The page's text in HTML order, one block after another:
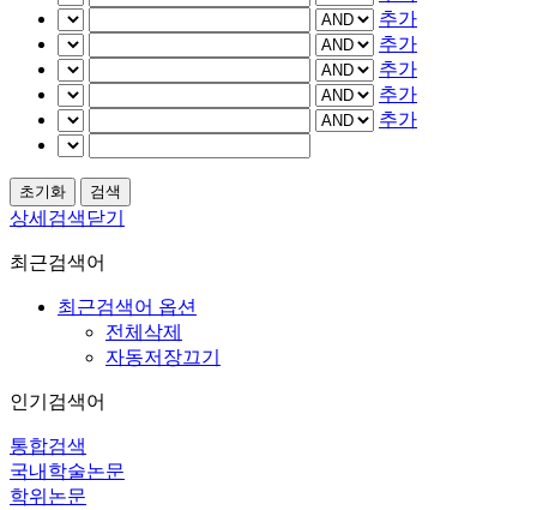
추가
추가
추가
추가
추가
상세검색닫기
최근검색어
최근검색어 옵션
전체삭제
자동저장끄기
인기검색어
통합검색
국내학술논문
학위논문